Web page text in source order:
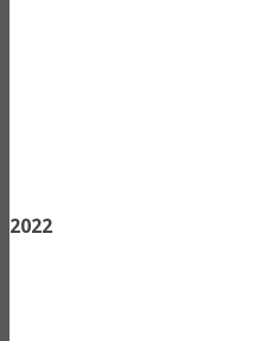
2022